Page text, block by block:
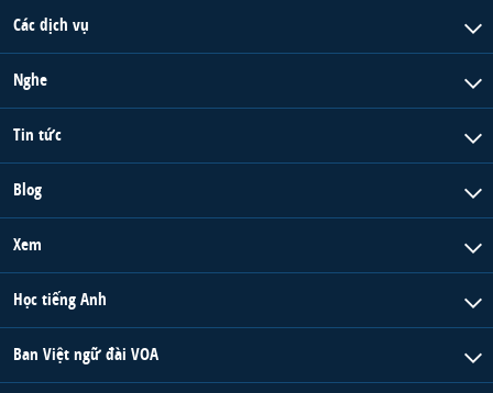
Các dịch vụ
Nghe
Tin tức
Blog
Xem
Học tiếng Anh
Ban Việt ngữ đài VOA